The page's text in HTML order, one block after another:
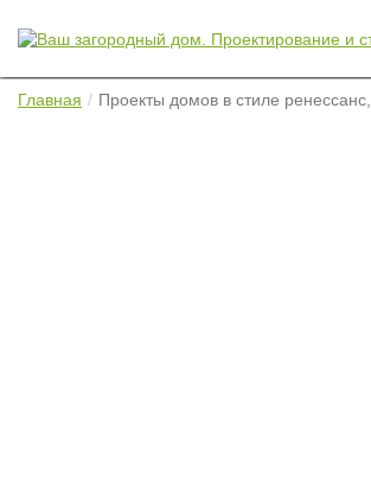
Главная Проекты домов в стиле